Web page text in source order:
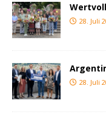
28. Juli
28. Juli